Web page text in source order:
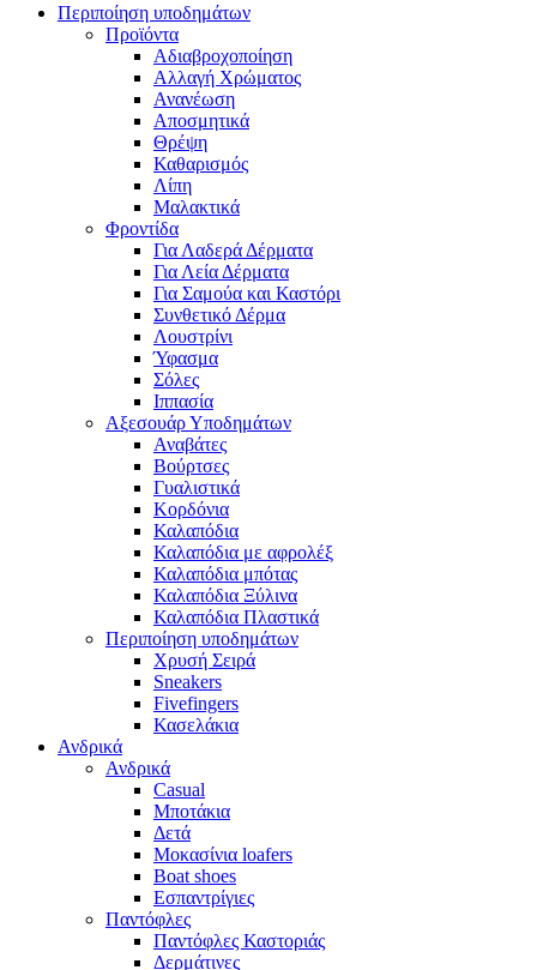
Περιποίηση υποδημάτων
Προϊόντα
Αδιαβροχοποίηση
Αλλαγή Χρώματος
Ανανέωση
Αποσμητικά
Θρέψη
Καθαρισμός
Λίπη
Μαλακτικά
Φροντίδα
Για Λαδερά Δέρματα
Για Λεία Δέρματα
Για Σαμούα και Καστόρι
Συνθετικό Δέρμα
Λουστρίνι
Ύφασμα
Σόλες
Ιππασία
Αξεσουάρ Υποδημάτων
Αναβάτες
Βούρτσες
Γυαλιστικά
Κορδόνια
Καλαπόδια
Καλαπόδια με αφρολέξ
Καλαπόδια μπότας
Καλαπόδια Ξύλινα
Καλαπόδια Πλαστικά
Περιποίηση υποδημάτων
Χρυσή Σειρά
Sneakers
Fivefingers
Κασελάκια
Ανδρικά
Ανδρικά
Casual
Μποτάκια
Δετά
Μοκασίνια loafers
Boat shoes
Εσπαντρίγιες
Παντόφλες
Παντόφλες Καστοριάς
Δερμάτινες